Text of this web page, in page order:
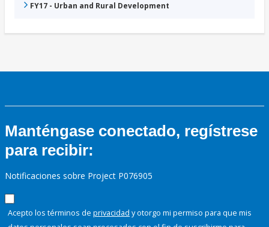
FY17 - Urban and Rural Development
Manténgase conectado, regístrese
para recibir:
Notificaciones sobre Project P076905
Acepto los términos de privacidad y otorgo mi permiso para que mis